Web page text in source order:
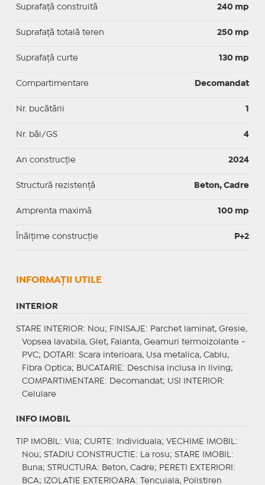
Suprafaţă construită 240 mp
Suprafață totală teren 250 mp
Suprafaţă curte 130 mp
Compartimentare Decomandat
Nr. bucătării 1
Nr. băi/GS 4
An construcție 2024
Structură rezistență Beton, Cadre
Amprenta maximă 100 mp
Înălțime construcție P+2
INFORMAŢII UTILE
INTERIOR
STARE INTERIOR: Nou; FINISAJE : Parchet laminat, Gresie,
Vopsea lavabila, Glet, Faianta, Geamuri termoizolante -
PVC;
DOTARI : Scara interioara, Usa metalica, Cablu,
Fibra Optica; BUCATARIE : Deschisa inclusa in living;
COMPARTIMENTARE : Decomandat; USI INTERIOR:
Celulare
INFO IMOBIL
TIP IMOBIL : Vila; CURTE : Individuala; VECHIME IMOBIL :
Nou; STADIU CONSTRUCTIE : La rosu; STARE IMOBIL :
Buna; STRUCTURA: Beton, Cadre; PERETI EXTERIORI :
BCA;
IZOLATIE EXTERIOARA: Tencuiala, Polistiren